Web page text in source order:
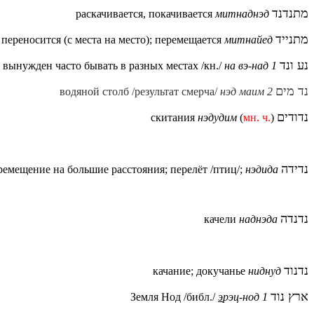
раскачивается, покачивается митнаднэд מתנדנד
переносится (с места на место); перемещается митнайед מתנייד
вынужден часто бывать в разных местах /кн./на вэ-над 1 נע ונד
водяной столб /результат смерча/нэд маим 2 נד מים
скитания нэдудим (мн. ч.) נדודים
на большие расстояния; перелёт /птиц/; нэдида נדידה
качели наднэда נדנדה
качание; докучанье ниднуд נדנוד
Земля Нод /библ./эрэц-нод 1 ארץ נוד